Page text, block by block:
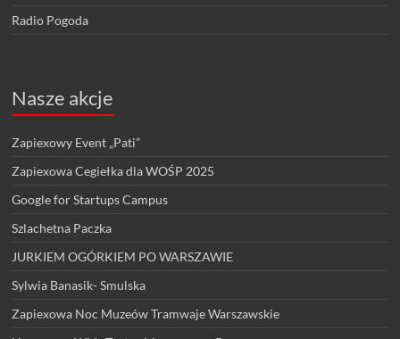
Radio Pogoda
Nasze akcje
Zapiexowy Event „Pati”
Zapiexowa Cegiełka dla WOŚP 2025
Google for Startups Campus
Szlachetna Paczka
JURKIEM OGÓRKIEM PO WARSZAWIE
Sylwia Banasik- Smulska
Zapiexowa Noc Muzeów Tramwaje Warszawskie